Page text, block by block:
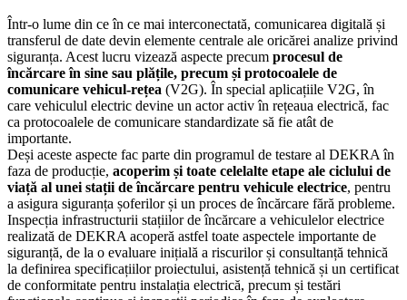
Într-o lume din ce în ce mai interconectată, comunicarea digitală și
transferul de date devin elemente centrale ale oricărei analize privind
siguranța. Acest lucru vizează aspecte precum procesul de
încărcare în sine sau plățile, precum și protocoalele de
comunicare vehicul-rețea (V2G). În special aplicațiile V2G, în
care vehiculul electric devine un actor activ în rețeaua electrică, fac
ca protocoalele de comunicare standardizate să fie atât de
importante.
Deși aceste aspecte fac parte din programul de testare al DEKRA în
faza de producție, acoperim și toate celelalte etape ale ciclului de
viață al unei stații de încărcare pentru vehicule electrice, pentru
a asigura siguranța șoferilor și un proces de încărcare fără probleme.
Inspecția infrastructurii stațiilor de încărcare a vehiculelor electrice
realizată de DEKRA acoperă astfel toate aspectele importante de
siguranță, de la o evaluare inițială a riscurilor și consultanță tehnică
la definirea specificațiilor proiectului, asistență tehnică și un certificat
de conformitate pentru instalația electrică, precum și testări